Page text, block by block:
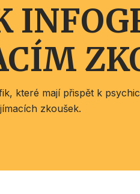
které mají přispět k
zkoušek.